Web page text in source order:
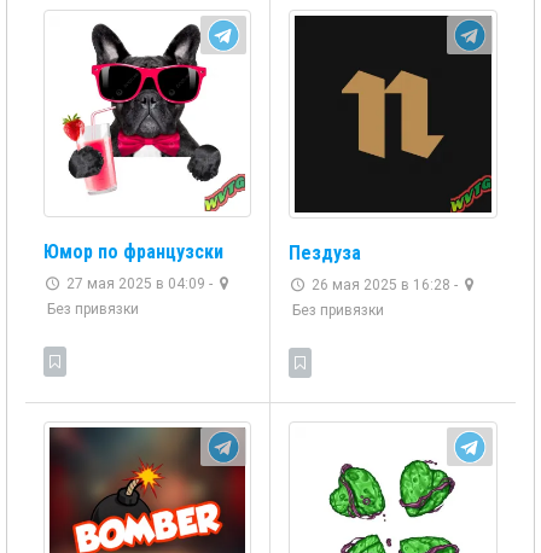
Юмор по французски
27 мая 2025 в 04:09 -
Без привязки
Пездуза
26 мая 2025 в 16:28 -
Без привязки